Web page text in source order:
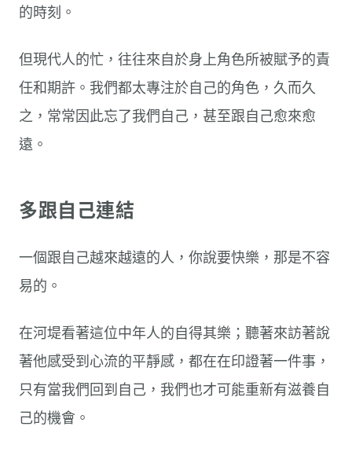
的時刻。
但現代人的忙，往往來自於身上角色所被賦予的責
任和期許。我們都太專注於自己的角色，久而久
之，常常因此忘了我們自己，甚至跟自己愈來愈
遠。
多跟自己連結
一個跟自己越來越遠的人，你說要快樂，那是不容
易的。
在河堤看著這位中年人的自得其樂；聽著來訪著說
著他感受到心流的平靜感，都在在印證著一件事，
只有當我們回到自己，我們也才可能重新有滋養自
己的機會。